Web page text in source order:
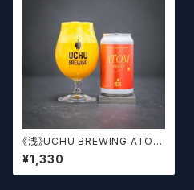
《浅》UCHU BREWING ATOM
MANGO【クラフトビール】
¥1,330